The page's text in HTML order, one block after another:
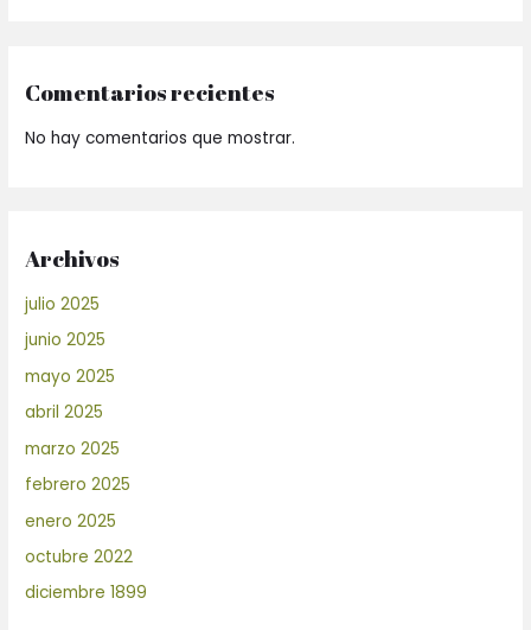
Comentarios recientes
No hay comentarios que mostrar.
Archivos
julio 2025
junio 2025
mayo 2025
abril 2025
marzo 2025
febrero 2025
enero 2025
octubre 2022
diciembre 1899